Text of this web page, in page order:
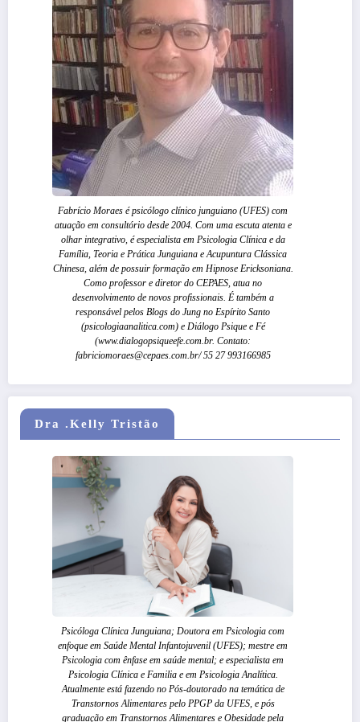
Fabrício Moraes é psicólogo clínico junguiano (UFES) com
atuação em consultório desde 2004. Com uma escuta atenta e
olhar integrativo, é especialista em Psicologia Clínica e da
Família, Teoria e Prática Junguiana e Acupuntura Clássica
Chinesa, além de possuir formação em Hipnose Ericksoniana.
Como professor e diretor do CEPAES, atua no
desenvolvimento de novos profissionais. É também a
responsável pelos Blogs do Jung no Espírito Santo
(psicologiaanalitica.com) e Diálogo Psique e Fé
(www.dialogopsiqueefe.com.br. Contato:
fabriciomoraes@cepaes.com.br/ 55 27 993166985
Dra .Kelly Tristão
Psicóloga Clínica Junguiana; Doutora em Psicologia com
enfoque em Saúde Mental Infantojuvenil (UFES); mestre em
Psicologia com ênfase em saúde mental; e especialista em
Psicologia Clínica e Familia e em Psicologia Analítica.
Atualmente está fazendo no Pós-doutorado na temática de
Transtornos Alimentares pelo PPGP da UFES, e pós
graduação em Transtornos Alimentares e Obesidade pela